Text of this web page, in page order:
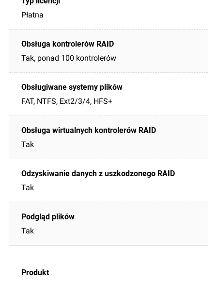
Płatna
Tak, ponad 100 kontrolerów
FAT, NTFS, Ext2/3/4, HFS+
Tak
Tak
Tak